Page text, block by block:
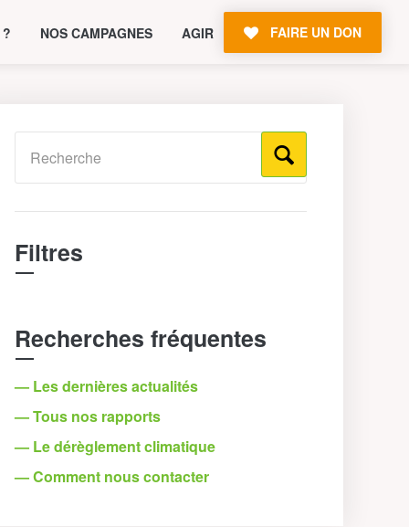
? NOS CAMPAGNES AGIR FAIRE UN DON
Filtres
Recherches fréquentes
— Les dernières actualités
— Tous nos rapports
— Le dérèglement climatique
— Comment nous contacter